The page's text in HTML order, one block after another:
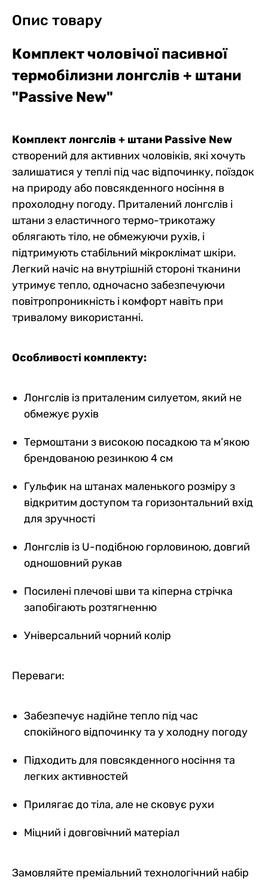
Опис товару
Комплект чоловічої пасивної
термобілизни лонгслів + штани
"Passive New"
Комплект лонгслів + штани Passive New
створений для активних чоловіків, які хочуть
залишатися у теплі під час відпочинку, поїздок
на природу або повсякденного носіння в
прохолодну погоду. Приталений лонгслів і
штани з еластичного термо-трикотажу
облягають тіло, не обмежуючи рухів, і
підтримують стабільний мікроклімат шкіри.
Легкий начіс на внутрішній стороні тканини
утримує тепло, одночасно забезпечуючи
повітропроникність і комфорт навіть при
тривалому використанні.
Особливості комплекту:
Лонгслів із приталеним силуетом, який не
обмежує рухів
Термоштани з високою посадкою та м’якою
брендованою резинкою 4 см
Гульфик на штанах маленького розміру з
відкритим доступом та горизонтальний вхід
для зручності
Лонгслів із U-подібною горловиною, довгий
одношовний рукав
Посилені плечові шви та кіперна стрічка
запобігають розтягненню
Універсальний чорний колір
Переваги:
Забезпечує надійне тепло під час
спокійного відпочинку та у холодну погоду
Підходить для повсякденного носіння та
легких активностей
Прилягає до тіла, але не сковує рухи
Міцний і довговічний матеріал
Замовляйте преміальний технологічний набір